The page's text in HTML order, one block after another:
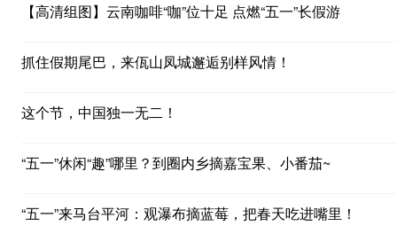
【高清组图】云南咖啡“咖”位十足 点燃“五一”长假游
抓住假期尾巴，来佤山凤城邂逅别样风情！
这个节，中国独一无二！
“五一”休闲“趣”哪里？到圈内乡摘嘉宝果、小番茄~
“五一”来马台平河：观瀑布摘蓝莓，把春天吃进嘴里！